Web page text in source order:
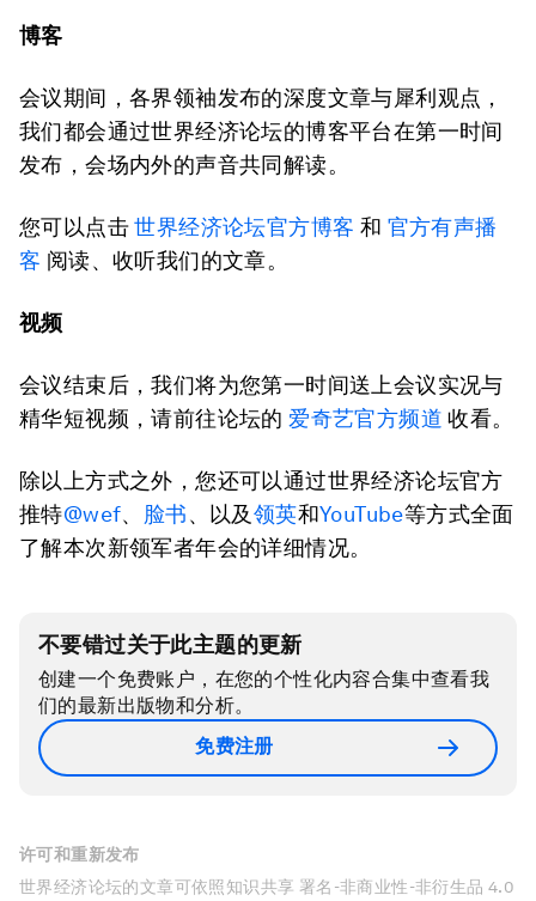
博客
会议期间，各界领袖发布的深度文章与犀利观点，
我们都会通过世界经济论坛的博客平台在第一时间
发布，会场内外的声音共同解读。
您可以点击世界经济论坛官方博客 和 官方有声播
客 阅读、收听我们的文章。
视频
会议结束后，我们将为您第一时间送上会议实况与
精华短视频，请前往论坛的 爱奇艺官方频道 收看。
除以上方式之外，您还可以通过世界经济论坛官方
推特@wef、 脸书、以及领英和YouTube等方式全面
了解本次新领军者年会的详细情况。
不要错过关于此主题的更新
创建一个免费账户，在您的个性化内容合集中查看我
们的最新出版物和分析。
免费注册
许可和重新发布
世界经济论坛的文章可依照知识共享 署名-非商业性-非衍生品 4.0